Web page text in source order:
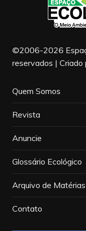
©2006-2026
reservados | Criado
Quem Somos
Revista
Anuncie
Glossário Ecológico
Arquivo de Matérias
Contato